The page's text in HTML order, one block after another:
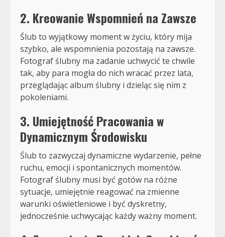
2. Kreowanie Wspomnień na Zawsze
Ślub to wyjątkowy moment w życiu, który mija
szybko, ale wspomnienia pozostają na zawsze.
Fotograf ślubny ma zadanie uchwycić te chwile
tak, aby para mogła do nich wracać przez lata,
przeglądając album ślubny i dzieląc się nim z
pokoleniami.
3. Umiejętność Pracowania w
Dynamicznym Środowisku
Ślub to zazwyczaj dynamiczne wydarzenie, pełne
ruchu, emocji i spontanicznych momentów.
Fotograf ślubny musi być gotów na różne
sytuacje, umiejętnie reagować na zmienne
warunki oświetleniowe i być dyskretny,
jednocześnie uchwycając każdy ważny moment.